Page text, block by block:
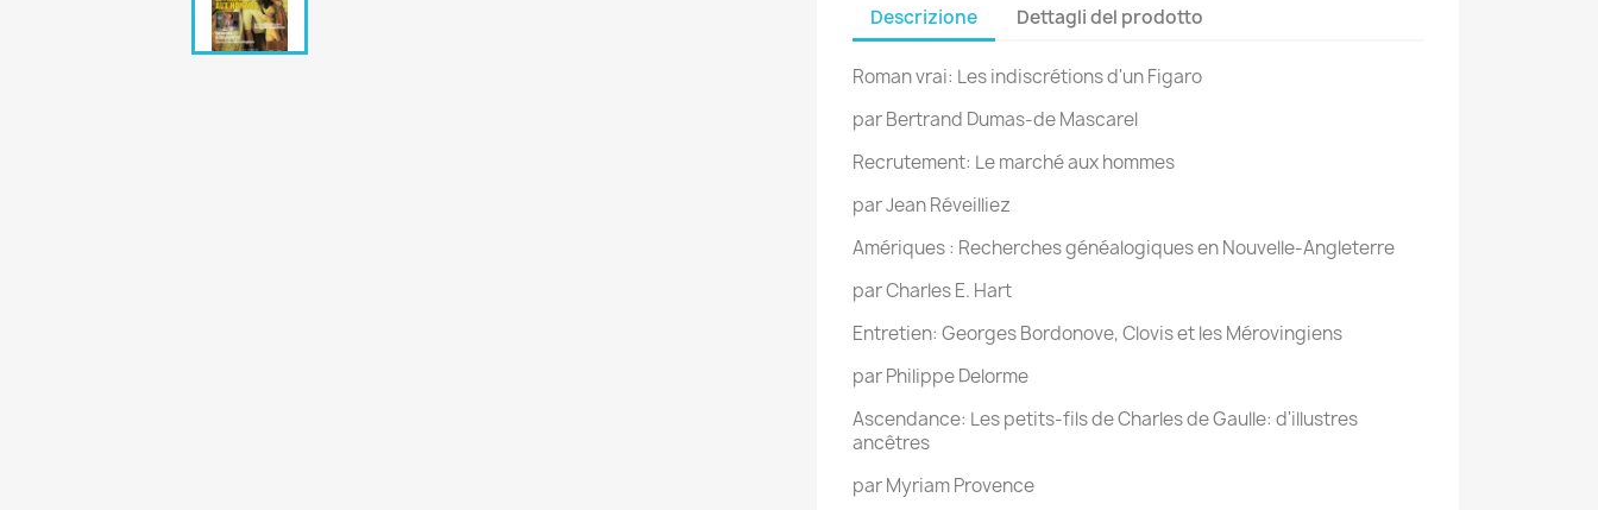
Descrizione Dettagli del prodotto
Roman vrai: Les indiscrétions d'un Figaro
par Bertrand Dumas-de Mascarel
Recrutement: Le marché aux hommes
par Jean Réveilliez
Amériques : Recherches généalogiques en Nouvelle-Angleterre
par Charles E. Hart
Entretien: Georges Bordonove, Clovis et les Mérovingiens
par Philippe Delorme
Ascendance: Les petits-fils de Charles de Gaulle: d'illustres
ancêtres
par Myriam Provence